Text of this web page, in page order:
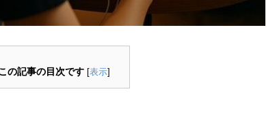
の記事の目次です [表示]